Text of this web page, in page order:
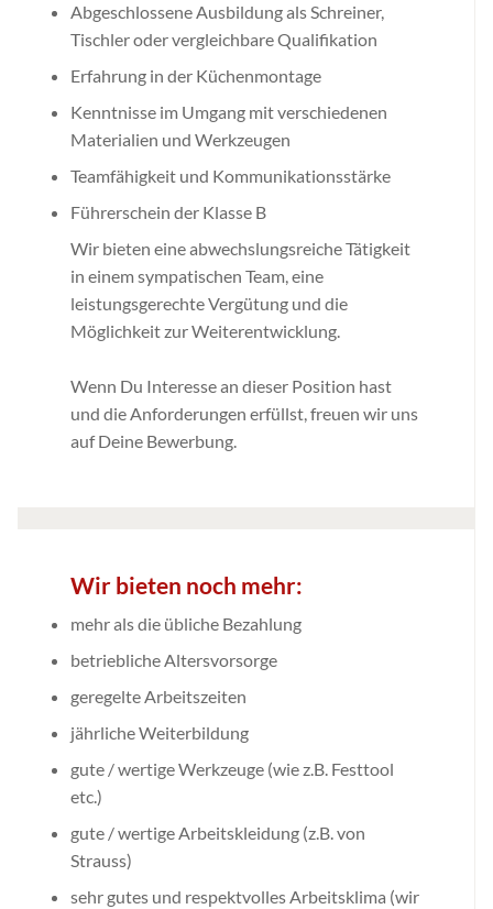
Abgeschlossene Ausbildung als Schreiner,
Tischler oder vergleichbare Qualifikation
Erfahrung in der Küchenmontage
Kenntnisse im Umgang mit verschiedenen
Materialien und Werkzeugen
Teamfähigkeit und Kommunikationsstärke
Führerschein der Klasse B
Wir bieten eine abwechslungsreiche Tätigkeit
in einem sympatischen Team, eine
leistungsgerechte Vergütung und die
Möglichkeit zur Weiterentwicklung.
Wenn Du Interesse an dieser Position hast
und die Anforderungen erfüllst, freuen wir uns
auf Deine Bewerbung.
Wir bieten noch mehr:
mehr als die übliche Bezahlung
betriebliche Altersvorsorge
geregelte Arbeitszeiten
jährliche Weiterbildung
gute / wertige Werkzeuge (wie z.B. Festtool
etc.)
gute / wertige Arbeitskleidung (z.B. von
Strauss)
sehr gutes und respektvolles Arbeitsklima (wir